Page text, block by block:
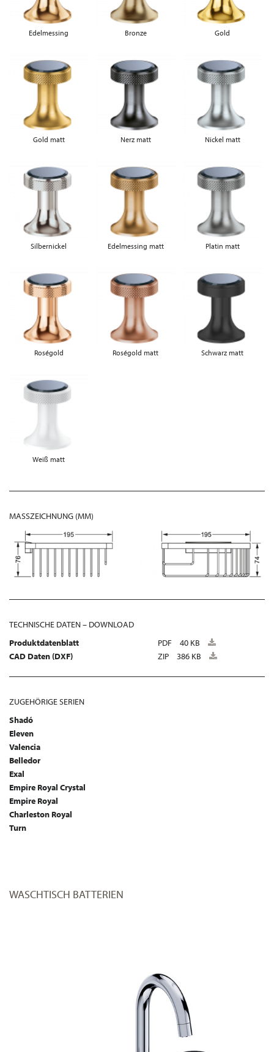
Edelmessing Bronze Gold
Gold matt Nerz matt Nickel matt
Silbernickel Edelmessing matt Platin matt
Roségold Roségold matt Schwarz matt
Weiß matt
MASSZEICHNUNG (MM)
TECHNISCHE DATEN – DOWNLOAD
Produktdatenblatt
PDF
40 KB
CAD Daten (DXF)
ZIP 386 KB
ZUGEHÖRIGE SERIEN
Shadó
Eleven
Valencia
Belledor
Exal
Empire Royal Crystal
Empire Royal
Charleston Royal
Turn
WASCHTISCH BATTERIEN